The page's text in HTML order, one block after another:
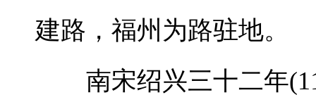
建路，福州为路驻地。
南宋绍兴三十二年